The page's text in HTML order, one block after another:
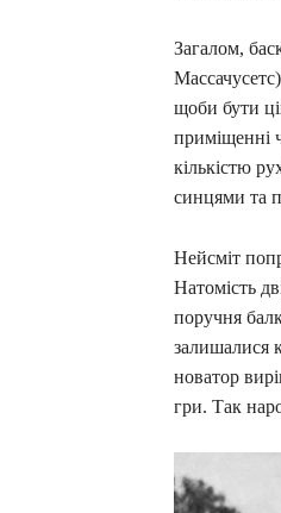
Загалом,
щоби бути
приміщенні
кількістю
синцями та
Нейсміт
Натомість
поручня
залишалися
новатор
гри. Так